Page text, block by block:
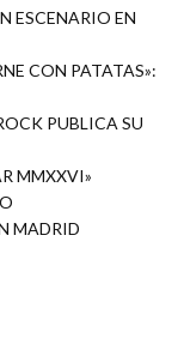
ESCENARIO EN
CON PATATAS»:
PUBLICA SU
MMXXVI»
MADRID